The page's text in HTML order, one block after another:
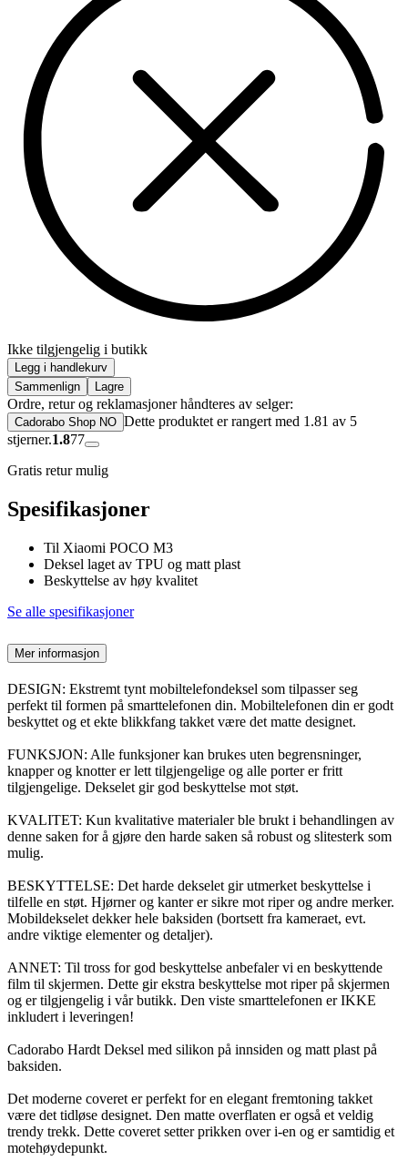
Ikke tilgjengelig i butikk
Legg i handlekurv
Sammenlign
Lagre
Ordre, retur og reklamasjoner håndteres av selger:
Cadorabo Shop NO Dette produktet er rangert med 1.81 av 5
stjerner.1.877
Gratis retur mulig
Spesifikasjoner
Til Xiaomi POCO M3
Deksel laget av TPU og matt plast
Beskyttelse av høy kvalitet
Se alle spesifikasjoner
Mer informasjon
DESIGN: Ekstremt tynt mobiltelefondeksel som tilpasser seg
perfekt til formen på smarttelefonen din. Mobiltelefonen din er godt
beskyttet og et ekte blikkfang takket være det matte designet.
FUNKSJON: Alle funksjoner kan brukes uten begrensninger,
knapper og knotter er lett tilgjengelige og alle porter er fritt
tilgjengelige. Dekselet gir god beskyttelse mot støt.
KVALITET: Kun kvalitative materialer ble brukt i behandlingen av
denne saken for å gjøre den harde saken så robust og slitesterk som
mulig.
BESKYTTELSE: Det harde dekselet gir utmerket beskyttelse i
tilfelle en støt. Hjørner og kanter er sikre mot riper og andre merker.
Mobildekselet dekker hele baksiden (bortsett fra kameraet, evt.
andre viktige elementer og detaljer).
ANNET: Til tross for god beskyttelse anbefaler vi en beskyttende
film til skjermen. Dette gir ekstra beskyttelse mot riper på skjermen
og er tilgjengelig i vår butikk. Den viste smarttelefonen er IKKE
inkludert i leveringen!
Cadorabo Hardt Deksel med silikon på innsiden og matt plast på
baksiden.
Det moderne coveret er perfekt for en elegant fremtoning takket
være det tidløse designet. Den matte overflaten er også et veldig
trendy trekk. Dette coveret setter prikken over i-en og er samtidig et
motehøydepunkt.